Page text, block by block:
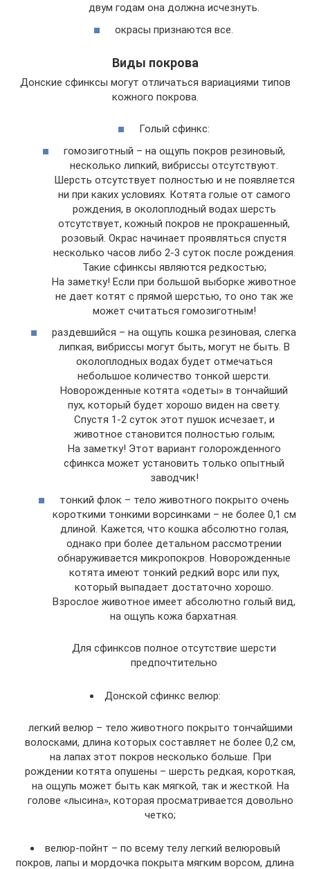
двум годам она должна исчезнуть.
окрасы признаются все.
Виды покрова
Донские сфинксы могут отличаться вариациями типов
кожного покрова.
Голый сфинкс:
гомозиготный – на ощупь покров резиновый,
несколько липкий, вибриссы отсутствуют.
Шерсть отсутствует полностью и не появляется
ни при каких условиях. Котята голые от самого
рождения, в околоплодный водах шерсть
отсутствует, кожный покров не прокрашенный,
розовый. Окрас начинает проявляться спустя
несколько часов либо 2-3 суток после рождения.
Такие сфинксы являются редкостью;
На заметку! Если при большой выборке животное
не дает котят с прямой шерстью, то оно так же
может считаться гомозиготным!
раздевшийся – на ощупь кошка резиновая, слегка
липкая, вибриссы могут быть, могут не быть. В
околоплодных водах будет отмечаться
небольшое количество тонкой шерсти.
Новорожденные котята «одеты» в тончайший
пух, который будет хорошо виден на свету.
Спустя 1-2 суток этот пушок исчезает, и
животное становится полностью голым;
На заметку! Этот вариант голорожденного
сфинкса может установить только опытный
заводчик!
тонкий флок – тело животного покрыто очень
короткими тонкими ворсинками – не более 0,1 см
длиной. Кажется, что кошка абсолютно голая,
однако при более детальном рассмотрении
обнаруживается микропокров. Новорожденные
котята имеют тонкий редкий ворс или пух,
который выпадает достаточно хорошо.
Взрослое животное имеет абсолютно голый вид,
на ощупь кожа бархатная.
Для сфинксов полное отсутствие шерсти
предпочтительно
Донской сфинкс велюр:
легкий велюр – тело животного покрыто тончайшими
волосками, длина которых составляет не более 0,2 см,
на лапах этот покров несколько больше. При
рождении котята опушены – шерсть редкая, короткая,
на ощупь может быть как мягкой, так и жесткой. На
голове «лысина», которая просматривается довольно
четко;
велюр-пойнт – по всему телу легкий велюровый
покров, лапы и мордочка покрыта мягким ворсом, длина